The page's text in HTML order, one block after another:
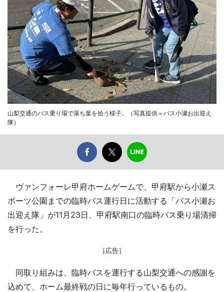
山梨交通のバス乗り場で落ち葉を拾う様子。（写真提供＝バス小瀬お出迎え
隊）
ヴァンフォーレ甲府ホームゲームで、甲府駅から小瀬ス
ポーツ公園までの臨時バス運行日に活動する「バス小瀬お
出迎え隊」が11月23日、甲府駅南口の臨時バス乗り場清掃
を行った。
［広告］
同取り組みは、臨時バスを運行する山梨交通への感謝を
込めて、ホーム最終戦の日に毎年行っているもの。